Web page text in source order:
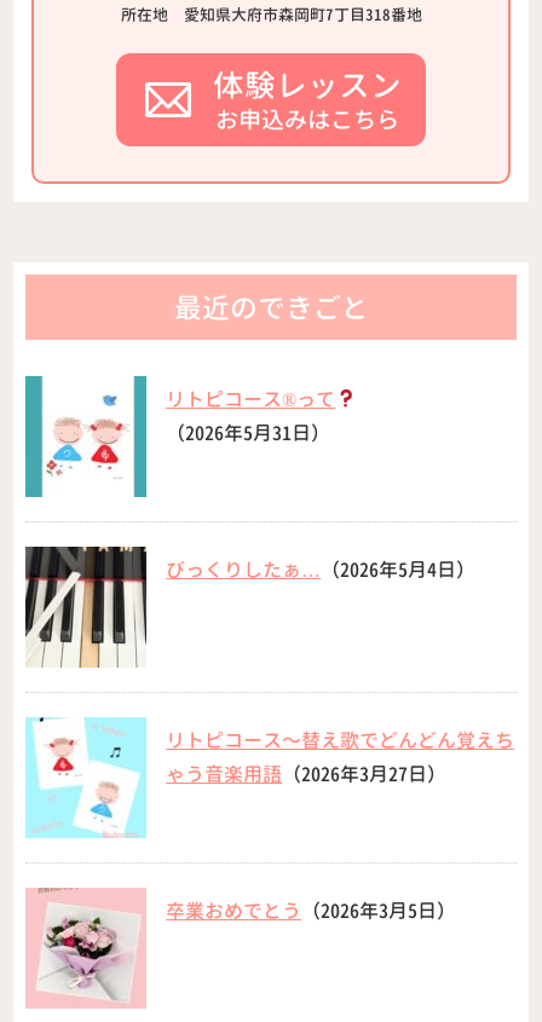
所在地 愛知県大府市森岡町7丁目318番地
体験レッスン
お申込みはこちら
最近のできごと
リトピコース®︎って
（2026年5月31日）
びっくりしたぁ… （2026年5月4日）
リトピコース〜替え歌でどんどん覚えち
ゃう音楽用語 （2026年3月27日）
卒業おめでとう （2026年3月5日）